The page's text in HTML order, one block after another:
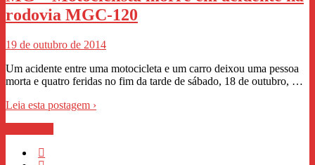
rodovia MGC-120
19 de outubro de 2014
Um acidente entre uma motocicleta e um carro deixou uma pessoa
morta e quatro feridas no fim da tarde de sábado, 18 de outubro, …
Leia esta postagem ›